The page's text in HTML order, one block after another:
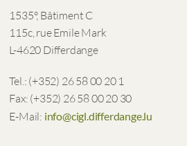
1535°, Bâtiment C
115c, rue Emile Mark
L-4620 Differdange
Tel.: (+352) 26 58 00 20 1
Fax: (+352) 26 58 00 20 30
E-Mail: info@cigl.differdange.lu